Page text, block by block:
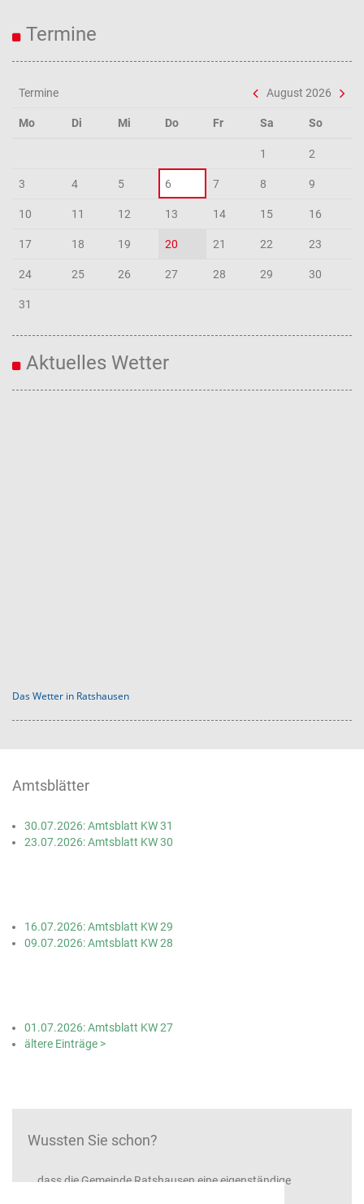
Termine
Termine August 2026
Mo Di Mi Do Fr Sa So
1 2
3 4 5 6 7 8 9
10 11 12 13 14 15 16
17 18 19 20 21 22 23
24 25 26 27 28 29 30
31
Aktuelles Wetter
Das Wetter in Ratshausen
Amtsblätter
30.07.2026: Amtsblatt KW 31
23.07.2026: Amtsblatt KW 30
16.07.2026: Amtsblatt KW 29
09.07.2026: Amtsblatt KW 28
01.07.2026: Amtsblatt KW 27
ältere Einträge >
Wussten Sie schon?
...dass die Gemeinde Ratshausen eine eigenständige